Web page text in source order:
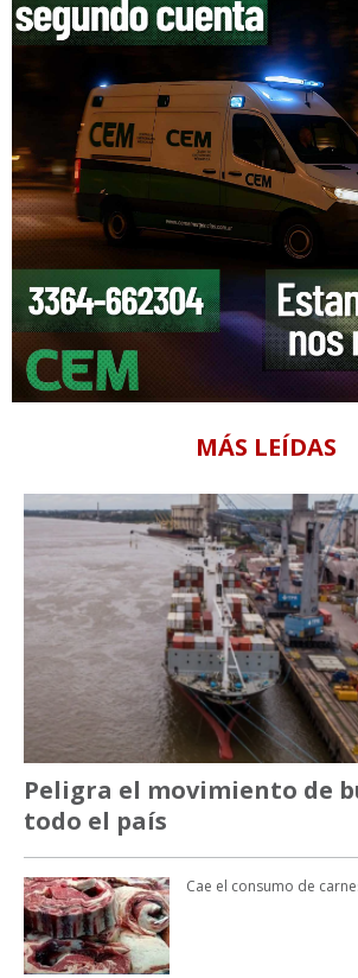
MÁS LEÍDAS
Peligra el movimiento de
todo el país
Cae el consumo de